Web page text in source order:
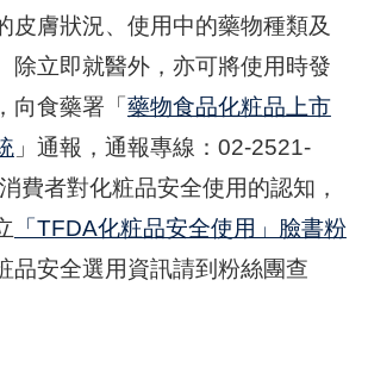
皮膚狀況、使用中的藥物種類及
除立即就醫外，亦可將使用時發
向食藥署「藥物食品化粧品上市
」通報，通報專線：02-2521-
費者對化粧品安全使用的認知，
「TFDA化粧品安全使用」臉書粉
品安全選用資訊請到粉絲團查